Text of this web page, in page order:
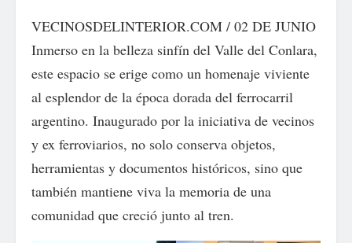
VECINOSDELINTERIOR.COM / 02 DE JUNIO
Inmerso en la belleza sinfín del Valle del Conlara,
este espacio se erige como un homenaje viviente
al esplendor de la época dorada del ferrocarril
argentino. Inaugurado por la iniciativa de vecinos
y ex ferroviarios, no solo conserva objetos,
herramientas y documentos históricos, sino que
también mantiene viva la memoria de una
comunidad que creció junto al tren.